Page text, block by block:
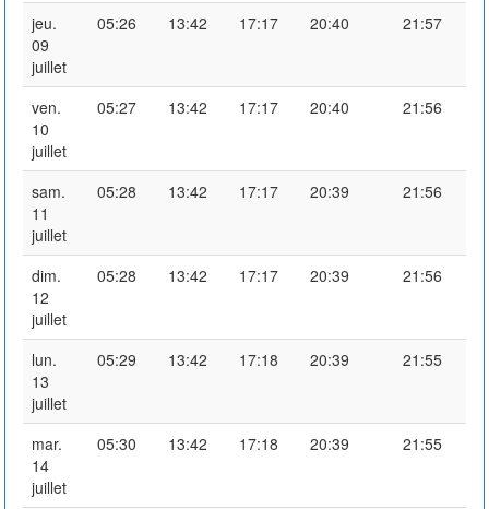
jeu.
09
juillet
05:26 13:42 17:17 20:40 21:57
ven.
10
juillet
05:27 13:42 17:17 20:40 21:56
sam.
11
juillet
05:28 13:42 17:17 20:39 21:56
dim.
12
juillet
05:28 13:42 17:17 20:39 21:56
lun.
13
juillet
05:29 13:42 17:18 20:39 21:55
mar.
14
juillet
05:30 13:42 17:18 20:39 21:55